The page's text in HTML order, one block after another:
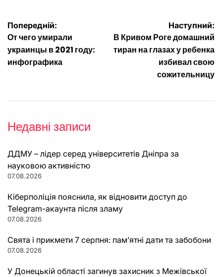
Навігація
записів
Попередній:
От чего умирали
украинцы в 2021 году:
инфографика
Наступний:
В Кривом Роге домашний
тиран на глазах у ребенка
избивал свою
сожительницу
Недавні записи
ДДМУ – лідер серед університетів Дніпра за
науковою активністю
07.08.2026
Кіберполіція пояснила, як відновити доступ до
Telegram-акаунта після зламу
07.08.2026
Свята і прикмети 7 серпня: пам’ятні дати та забобони
07.08.2026
У Донецькій області загинув захисник з Межівської